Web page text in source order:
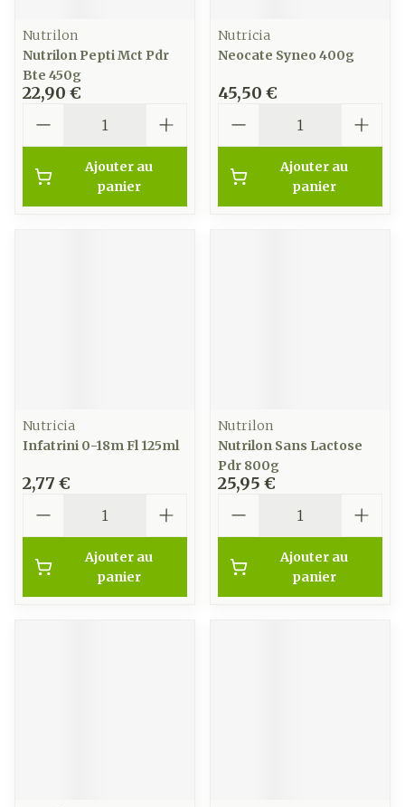
Nutrilon
Nutrilon Pepti Mct Pdr
Bte 450g
22,90 €
Ajouter au
panier
Nutricia
Neocate Syneo 400g
45,50 €
Ajouter au
panier
Nutricia
Infatrini 0-18m Fl 125ml
2,77 €
Ajouter au
panier
Nutrilon
Nutrilon Sans Lactose
Pdr 800g
25,95 €
Ajouter au
panier